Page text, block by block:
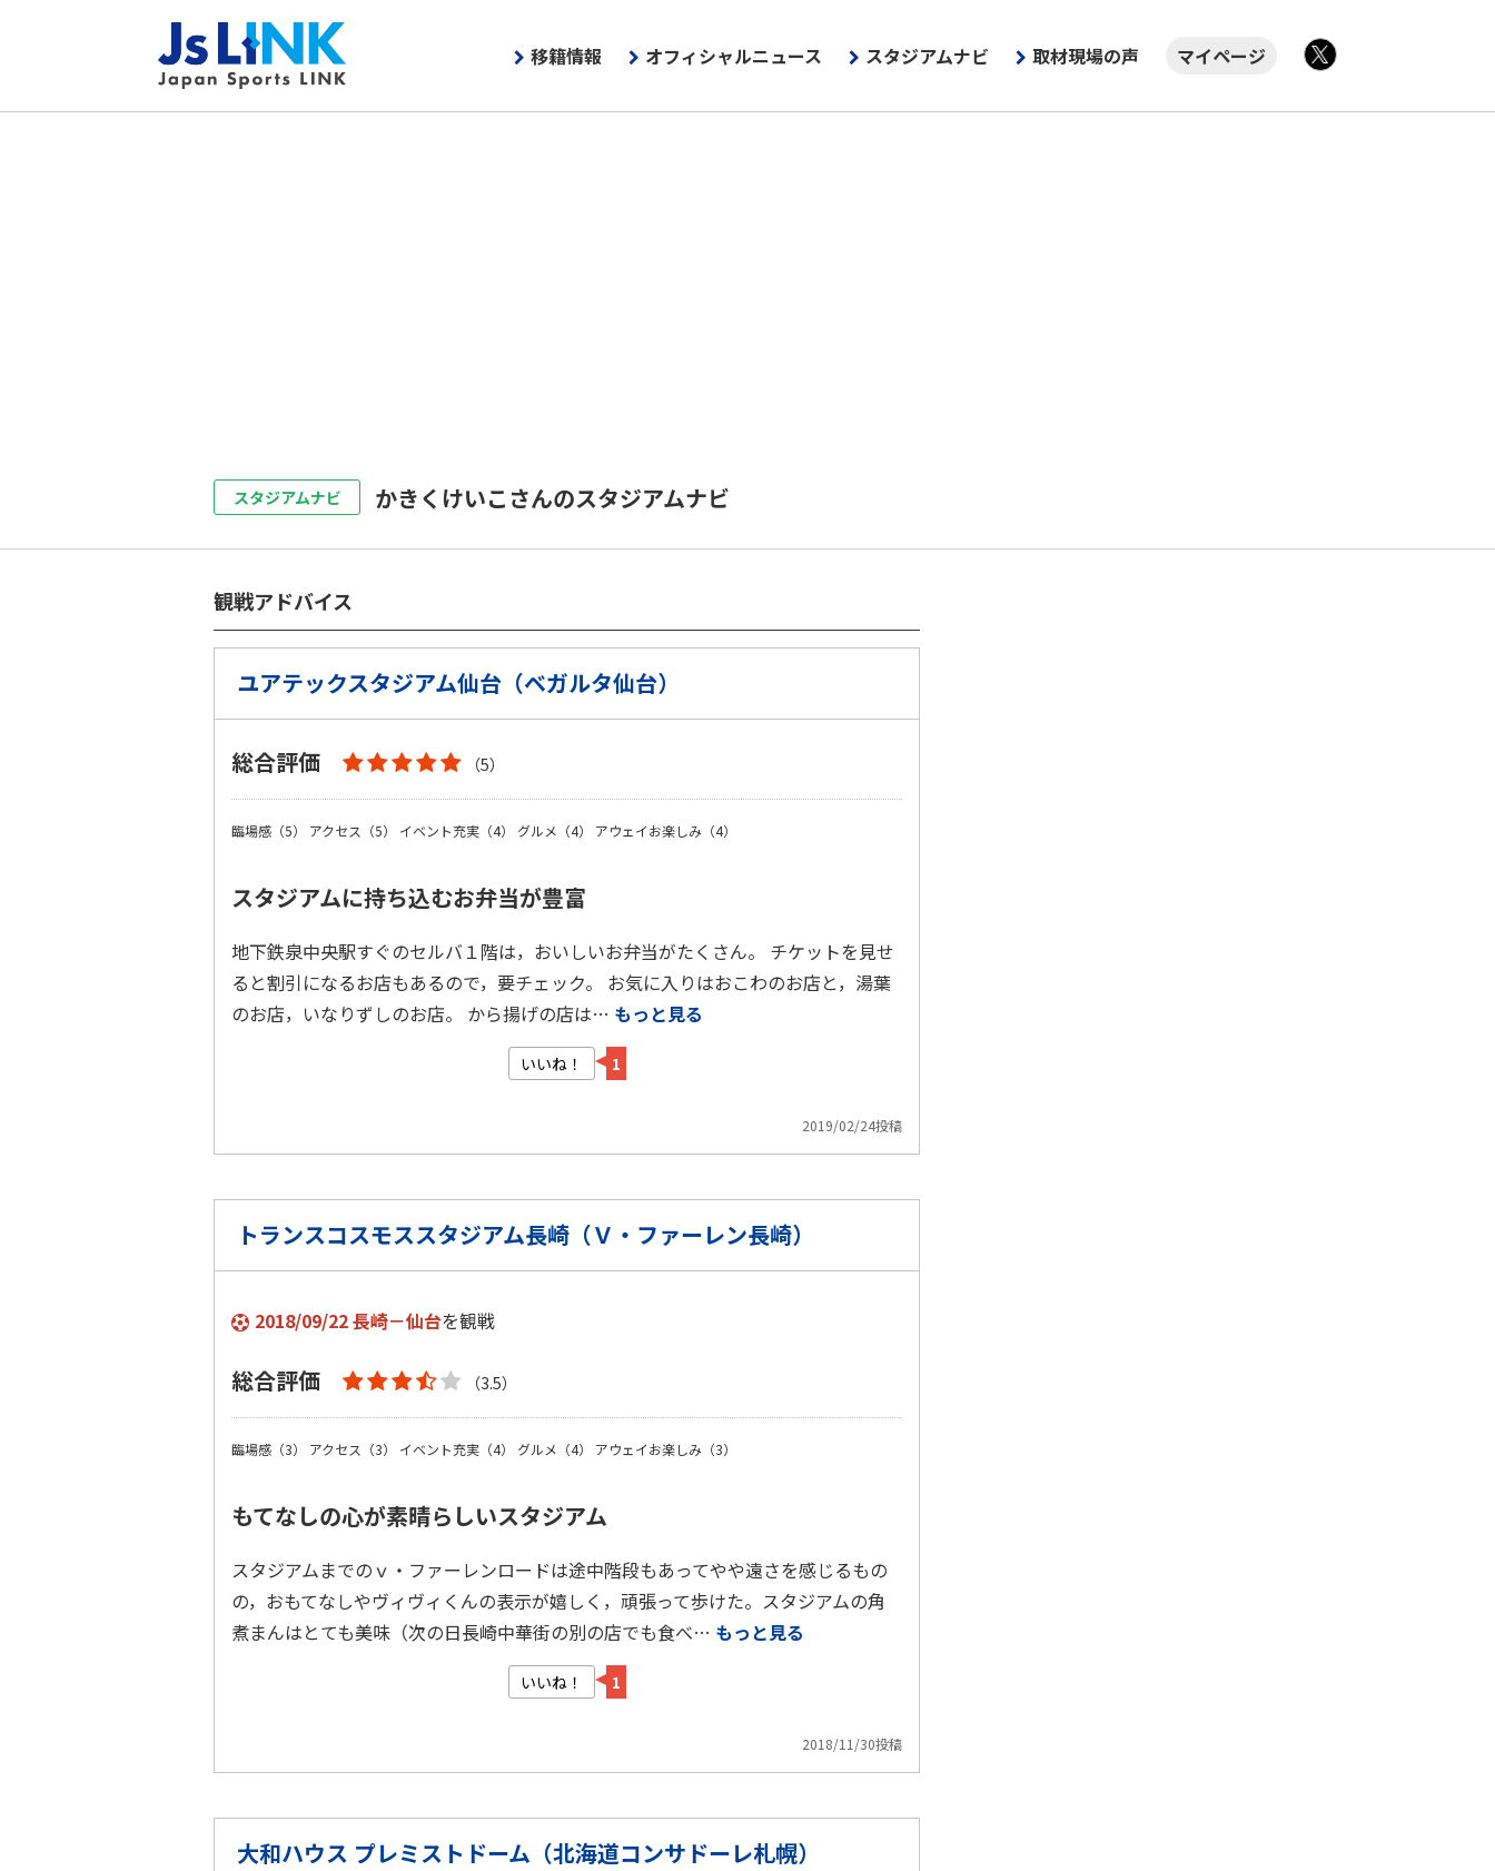
移籍情報 オフィシャルニュース スタジアムナビ 取材現場の声
マイページ
スタジアムナビ かきくけいこさんのスタジアムナビ
観戦アドバイス
ユアテックスタジアム仙台（ベガルタ仙台）
総合評価 （5）
臨場感（5） アクセス（5） イベント充実（4） グルメ（4） アウェイお楽しみ（4）
スタジアムに持ち込むお弁当が豊富
地下鉄泉中央駅すぐのセルバ１階は，おいしいお弁当がたくさん。 チケットを見せ
ると割引になるお店もあるので，要チェック。 お気に入りはおこわのお店と，湯葉
のお店，いなりずしのお店。 から揚げの店は… もっと見る
いいね！ 1
2019/02/24投稿
トランスコスモススタジアム長崎（Ｖ・ファーレン長崎）
2018/09/22 長崎－仙台を観戦
総合評価 （3.5）
臨場感（3） アクセス（3） イベント充実（4） グルメ（4） アウェイお楽しみ（3）
もてなしの心が素晴らしいスタジアム
スタジアムまでのｖ・ファーレンロードは途中階段もあってやや遠さを感じるもの
の，おもてなしやヴィヴィくんの表示が嬉しく，頑張って歩けた。スタジアムの角
煮まんはとても美味（次の日長崎中華街の別の店でも食べ… もっと見る
いいね！ 1
2018/11/30投稿
大和ハウス プレミストドーム（北海道コンサドーレ札幌）